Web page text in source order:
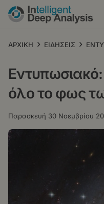
Παράκαμψη
προς
κυρίως
ΑΡΧΙΚΗ › ΕΙΔΗΣΕΙΣ ›
όλο το φως
Παρασκευή 30 Νοεμβρίου